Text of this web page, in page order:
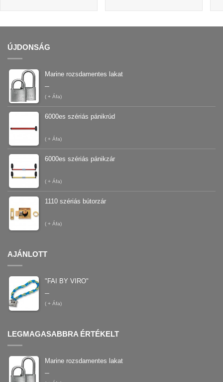
ÚJDONSÁG
Marine rozsdamentes lakat
–
( + Áfa)
6000es szériás pánikrúd
( + Áfa)
6000es szériás pánikzár
( + Áfa)
1110 szériás bútorzár
( + Áfa)
AJÁNLOTT
"FAI BY VIRO"
–
( + Áfa)
LEGMAGASABBRA ÉRTÉKELT
Marine rozsdamentes lakat
–